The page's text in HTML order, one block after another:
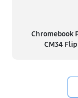
Chromebook
CM34 Flip